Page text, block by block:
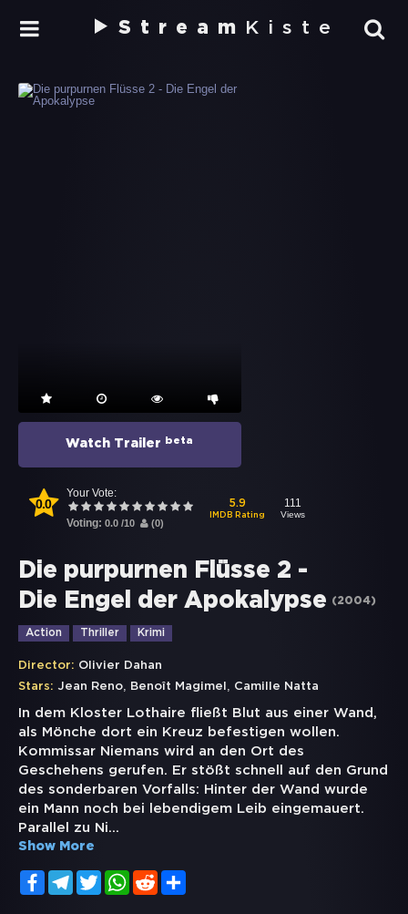
Stream Kiste
Watch Trailer beta
0.0
Your Vote:
Voting: 0.0 /10 (0)
5.9
IMDB Rating
111
Views
Die purpurnen Flüsse 2 -
Die Engel der Apokalypse
(2004)
Action Thriller Krimi
Director: Olivier Dahan
Stars: Jean Reno, Benoît Magimel , Camille Natta
In dem Kloster Lothaire fließt Blut aus einer Wand,
als Mönche dort ein Kreuz befestigen wollen.
Kommissar Niemans wird an den Ort des
Geschehens gerufen. Er stößt schnell auf den Grund
des sonderbaren Vorfalls: Hinter der Wand wurde
ein Mann noch bei lebendigem Leib eingemauert.
Parallel zu Ni...
Show More
FacebookTelegramTwitterWhatsApp
Reddit